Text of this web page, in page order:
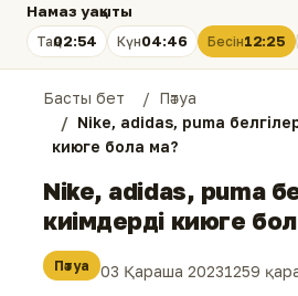
Намаз уақыты
Таң02:54 Күн04:46 Бесін12:25
Басты бет
Пәтуа
Nike, аdidas, рuma
киюге бола ма?
Nike, аdidas, рuma
киімдерді киюге
Пәтуа 03 Қараша 20231259